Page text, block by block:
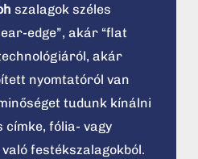
szalagok széles
edge”, akár “flat
akár
nyomtatóról van
tudunk kínálni
fólia- vagy
festékszalagokból.